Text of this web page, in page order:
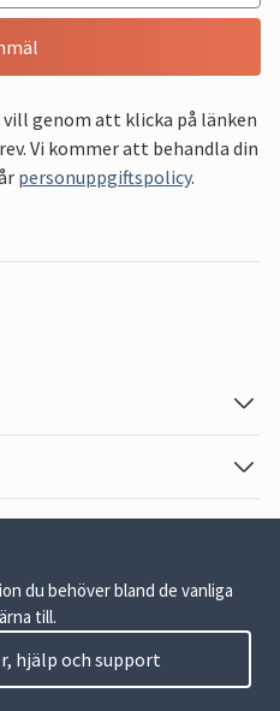
vill genom att klicka på länken
Vi kommer att behandla din
personuppgiftspolicy.
du behöver bland de vanliga
till.
hjälp och support